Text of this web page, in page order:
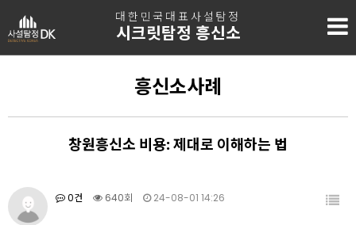
대한민국대표사설탐정
시크릿탐정 흥신소
흥신소사례
창원흥신소 비용: 제대로 이해하는 법
0건 640회 24-08-01 14:26